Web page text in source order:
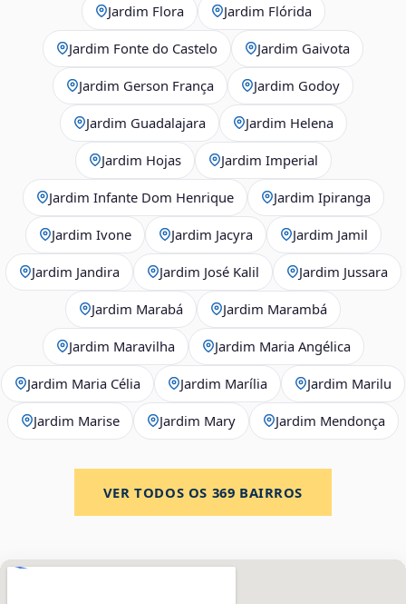
Jardim Flora Jardim Flórida
Jardim Fonte do Castelo Jardim Gaivota
Jardim Gerson França Jardim Godoy
Jardim Guadalajara Jardim Helena
Jardim Hojas Jardim Imperial
Jardim Infante Dom Henrique Jardim Ipiranga
Jardim Ivone Jardim Jacyra Jardim Jamil
Jardim Jandira Jardim José Kalil Jardim Jussara
Jardim Marabá Jardim Marambá
Jardim Maravilha Jardim Maria Angélica
Jardim Maria Célia Jardim Marília Jardim Marilu
Jardim Marise Jardim Mary Jardim Mendonça
VER TODOS OS 369 BAIRROS